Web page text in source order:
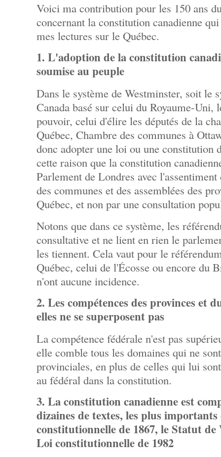
Voici ma contribution pour les 150 ans
concernant la constitution canadienne
mes lectures sur le Québec.
1. L'adoption de la constitution
soumise au peuple
Dans le système de Westminster, soit le
Canada basé sur celui du Royaume-Uni,
pouvoir, celui d'élire les députés de la
Québec, Chambre des communes à
donc adopter une loi ou une constitution
cette raison que la constitution
Parlement de Londres avec
des communes et des assemblées des
Québec, et non par une consultation
Notons que dans ce système, les
consultative et ne lient en rien le
les tiennent. Cela vaut pour le
Québec, celui de l'Écosse ou encore du
n'ont aucune incidence.
2. Les compétences des provinces et
elles ne se superposent pas
La compétence fédérale n'est pas
elle comble tous les domaines qui ne
provinciales, en plus de celles qui lui
au fédéral dans la constitution.
3. La constitution canadienne est
dizaines de textes, les plus
constitutionnelle de 1867, le Statut de
Loi constitutionnelle de 1982